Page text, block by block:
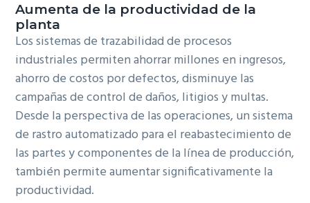
Aumenta de la productividad de la
planta
Los sistemas de trazabilidad de procesos
industriales permiten ahorrar millones en ingresos,
ahorro de costos por defectos, disminuye las
campañas de control de daños, litigios y multas.
Desde la perspectiva de las operaciones, un sistema
de rastro automatizado para el reabastecimiento de
las partes y componentes de la línea de producción,
también permite aumentar significativamente la
productividad.